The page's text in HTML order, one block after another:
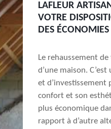
LAFLEUR
VOTRE
DES
Le rehaussement
d’une maison.
et d’investissement
confort et son
plus économique
rapport à d’autre